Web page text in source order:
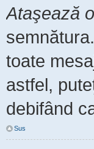
Ataşează
toate
astfel,
debifând
Sus